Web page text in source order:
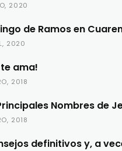
2020
de Ramos en
2020
ama!
2018
Nombres de
2018
definitivos y, a